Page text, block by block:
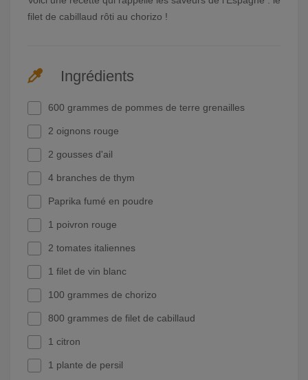
filet de cabillaud rôti au chorizo !
Ingrédients
600 grammes de pommes de terre grenailles
2 oignons rouge
2 gousses d'ail
4 branches de thym
Paprika fumé en poudre
1 poivron rouge
2 tomates italiennes
1 filet de vin blanc
100 grammes de chorizo
800 grammes de filet de cabillaud
1 citron
1 plante de persil